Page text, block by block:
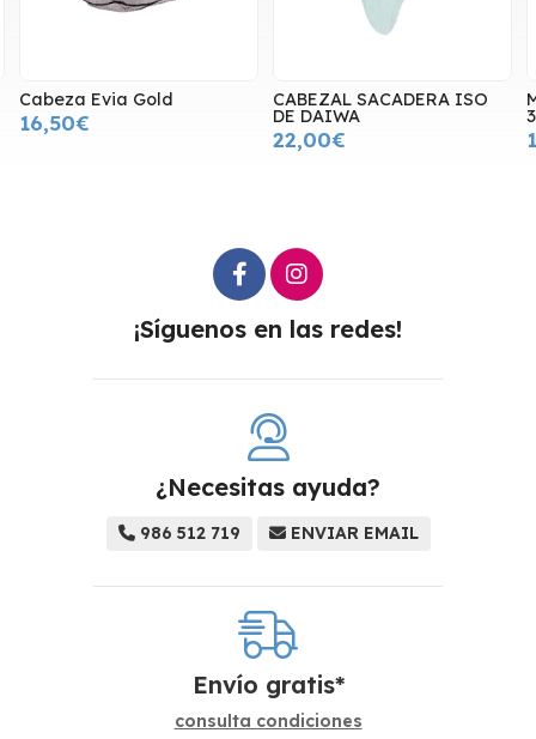
CABEZAL SACADERA ISO
DE DAIWA
22,00€
MANGO EVIA LANDER L
3.20
16,75€
¡Síguenos en las redes!
¿Necesitas ayuda?
986 512 719 ENVIAR EMAIL
Envío gratis*
consulta condiciones